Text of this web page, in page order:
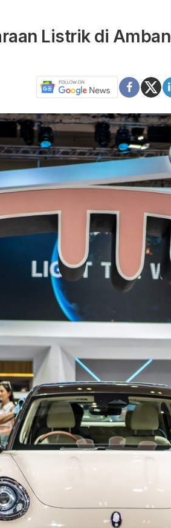
Listrik di